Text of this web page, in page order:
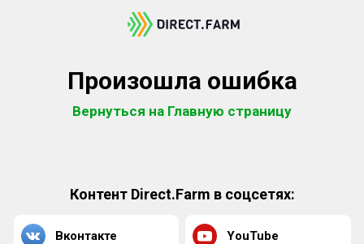
Произошла ошибка
Вернуться на Главную страницу
Контент Direct.Farm в соцсетях:
Вконтакте YouTube